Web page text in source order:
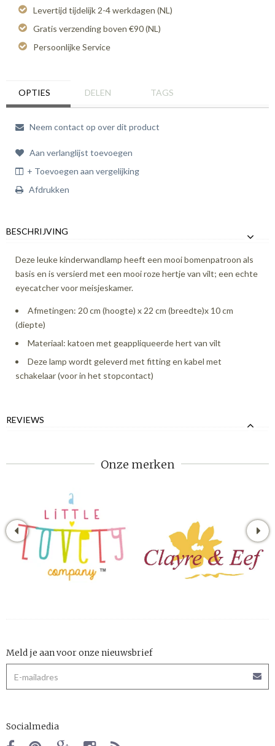
Levertijd tijdelijk 2-4 werkdagen (NL)
Gratis verzending boven €90 (NL)
Persoonlijke Service
OPTIES DELEN TAGS
Neem contact op over dit product
Aan verlanglijst toevoegen
+ Toevoegen aan vergelijking
Afdrukken
BESCHRIJVING
Deze leuke kinderwandlamp heeft een mooi bomenpatroon als
basis en is versierd met een mooi roze hertje van vilt; een echte
eyecatcher voor meisjeskamer.
Afmetingen: 20 cm (hoogte) x 22 cm (breedte)x 10 cm
(diepte)
Materiaal: katoen met geappliqueerde hert van vilt
Deze lamp wordt geleverd met fitting en kabel met
schakelaar (voor in het stopcontact)
REVIEWS
Onze merken
Meld je aan voor onze nieuwsbrief
Socialmedia